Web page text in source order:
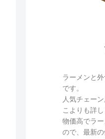
ラーメンと
です。
人気チェー
こよりも詳
物価高でラ
ので、最新